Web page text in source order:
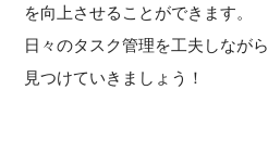
を向上させることができます。
日々のタスク管理を工夫しなが
見つけていきましょう！